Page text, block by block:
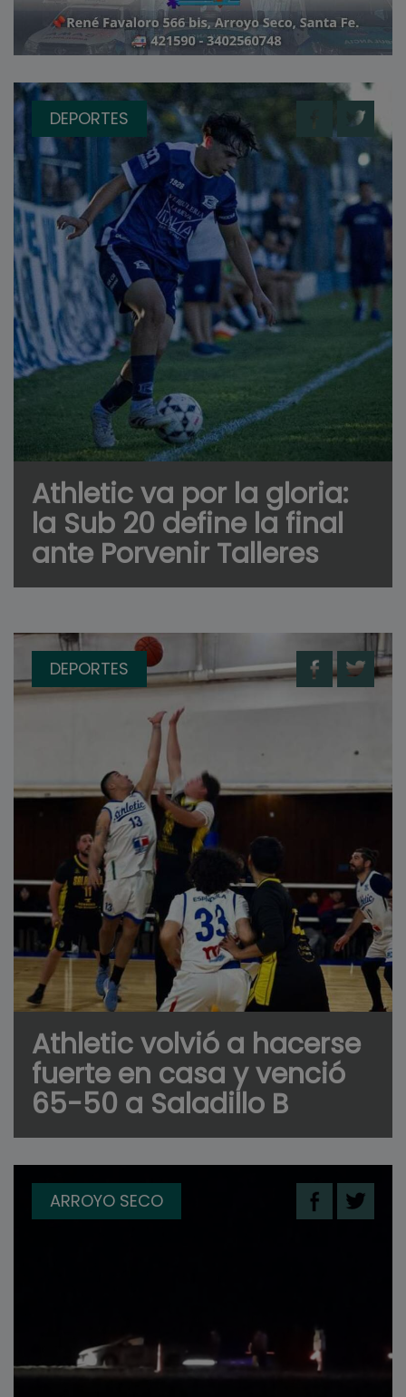
DEPORTES
Athletic va por la gloria:
la Sub 20 define la final
ante Porvenir Talleres
DEPORTES
Athletic volvió a hacerse
fuerte en casa y venció
65-50 a Saladillo B
ARROYO SECO